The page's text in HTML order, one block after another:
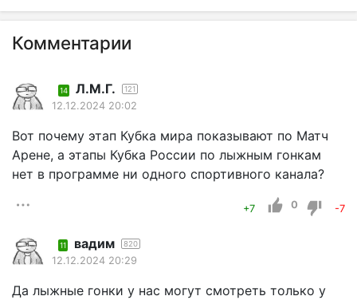
Комментарии
14 Л.М.Г. 121
12.12.2024 20:02
Вот почему этап Кубка мира показывают по Матч
Арене, а этапы Кубка России по лыжным гонкам
нет в программе ни одного спортивного канала?
+7 0 -7
11 вадим 820
12.12.2024 20:29
Да лыжные гонки у нас могут смотреть только у